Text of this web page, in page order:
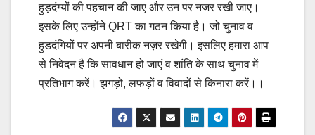
हुड़दंग्यों की पहचान की जाए और उन पर नजर रखी जाए।
इसके लिए उन्होंने QRT का गठन किया है। जो चुनाव व
हुडदंगियों पर अपनी बारीक नज़र रखेगी। इसलिए हमारा आप
से निवेदन है कि सावधान हो जाएं व शांति के साथ चुनाव में
प्रतिभाग करें। झगड़ो, लफड़ों व विवादों से किनारा करें।।